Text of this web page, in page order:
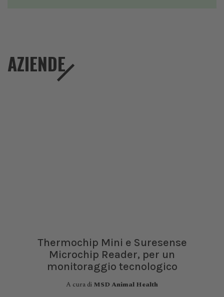
AZIENDE
Thermochip Mini e Suresense
Microchip Reader, per un
monitoraggio tecnologico
A cura di MSD Animal Health